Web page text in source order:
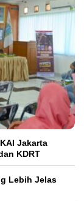
Jakarta
KDRT
Lebih Jelas